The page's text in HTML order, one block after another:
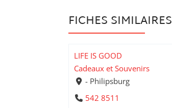
FICHES SIMILAIRES
LIFE IS GOOD
Cadeaux et Souvenirs
- Philipsburg
542 8511